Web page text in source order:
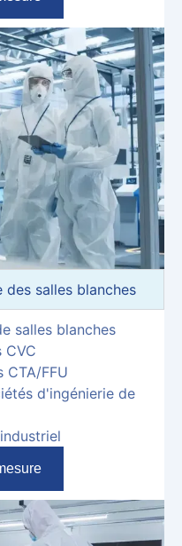
des salles blanches
salles blanches
CVC
CTA/FFU
d'ingénierie de